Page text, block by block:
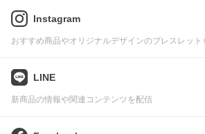
Instagram
おすすめ商品やオリジナルデザインのブレスレット
LINE
新商品の情報や関連コンテンツを配信